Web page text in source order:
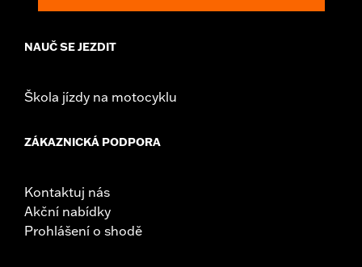
NAUČ SE JEZDIT
Škola jízdy na motocyklu
ZÁKAZNICKÁ PODPORA
Kontaktuj nás
Akční nabídky
Prohlášení o shodě